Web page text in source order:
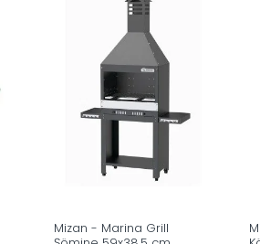
Mizan - Marina Grill